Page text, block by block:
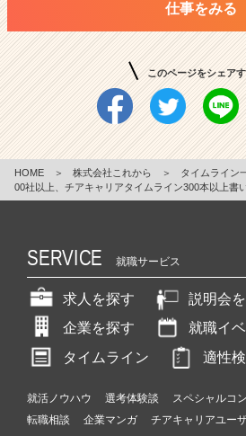
仕事をみる
このページをシェア
HOME ＞ 株式会社これから ＞ タイムライン
00社以上、チアキャリアタイムライン300本以上書
SERVICE 就職サービス
求人を探す
説明会
企業を探す
就職イ
タイムライン
適性
就活ノウハウ 選考体験談 スペシャルコ
転職相談
企業マンガ チアキャリアユー